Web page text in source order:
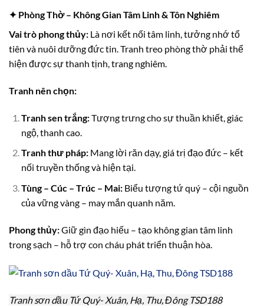
✦ Phòng Thờ – Không Gian Tâm Linh & Tôn Nghiêm
Vai trò phong thủy: Là nơi kết nối tâm linh, tưởng nhớ tổ
tiên và nuôi dưỡng đức tin. Tranh treo phòng thờ phải thể
hiện được sự thanh tịnh, trang nghiêm.
Tranh nên chọn:
Tranh sen trắng:Tượng trưng cho sự thuần khiết, giác
ngộ, thanh cao.
Tranh thư pháp:Mang lời răn dạy, giá trị đạo đức – kết
nối truyền thống và hiện tại.
Tùng – Cúc – Trúc – Mai:Biểu tượng tứ quý – cội nguồn
của vững vàng – may mắn quanh năm.
Phong thủy:Giữ gìn đạo hiếu – tạo không gian tâm linh
trong sạch – hỗ trợ con cháu phát triển thuận hòa.
Tranh sơn dầu Tứ Quý- Xuân, Hạ, Thu, Đông TSD188